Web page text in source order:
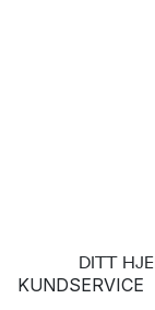
DITT
KUNDSERVICE